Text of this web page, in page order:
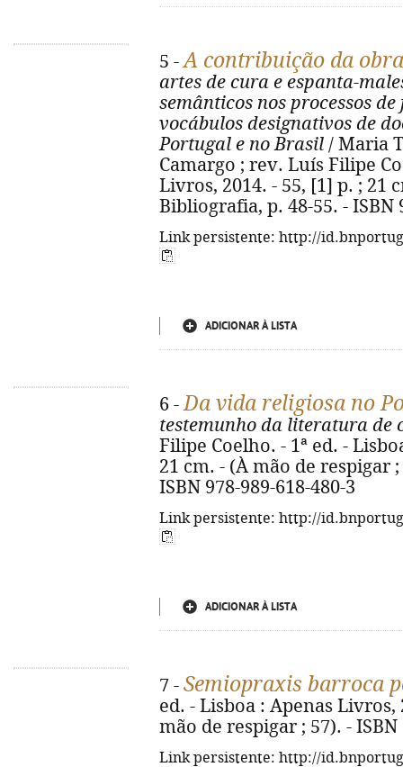
5 -A contribuição da
artes de cura e espanta-
semânticos nos processos
vocábulos designativos de
Portugal e no Brasil / Maria
Camargo ; rev. Luís Filipe
Livros, 2014. - 55, [1] p. ; 21
Bibliografia, p. 48-55. - ISBN
Link persistente: http://
ADICIONAR À LISTA
6 -Da vida religiosa no
testemunho da literatura de
Filipe Coelho. - 1ª ed. -
21 cm. - (À mão de respigar
ISBN 978-989-618-480-3
Link persistente: http://
ADICIONAR À LISTA
7 - Semiopraxis barroca
ed. - Lisboa : Apenas Livros,
mão de respigar ; 57). - ISBN
Link persistente: http://